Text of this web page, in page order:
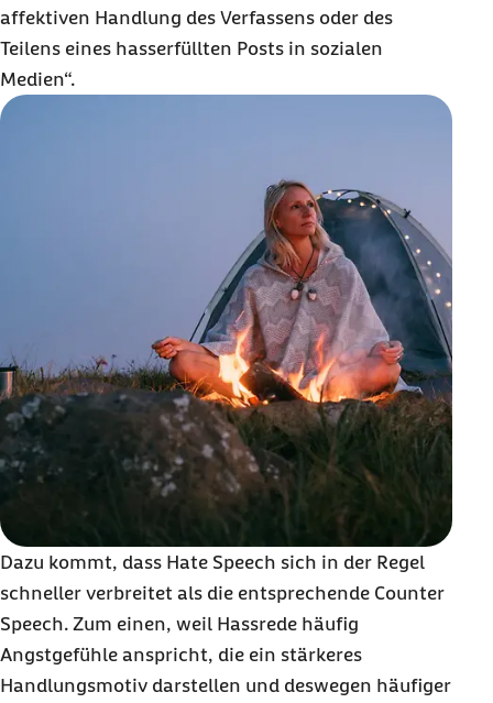
affektiven Handlung des Verfassens oder des
Teilens eines hasserfüllten Posts in sozialen
Medien“.
Dazu kommt, dass Hate Speech sich in der Regel
schneller verbreitet als die entsprechende Counter
Speech. Zum einen, weil Hassrede häufig
Angstgefühle anspricht, die ein stärkeres
Handlungsmotiv darstellen und deswegen häufiger